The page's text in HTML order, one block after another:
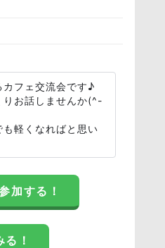
フェ交流会です♪
りお話しませんか(^-
軽くなればと思い
加する！
！